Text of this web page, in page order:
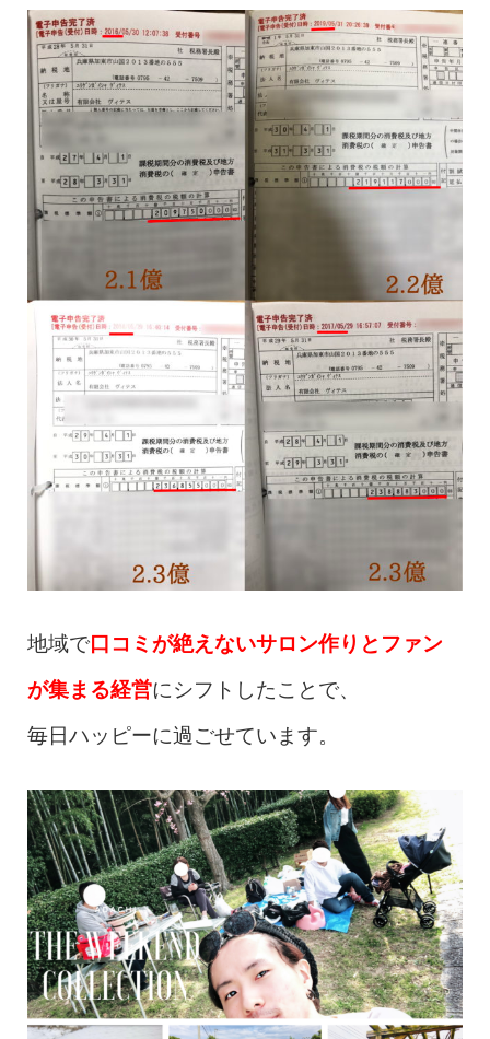
地域で口コミが絶えないサロン作りとファン
が集まる経営にシフトしたことで、
毎日ハッピーに過ごせています。